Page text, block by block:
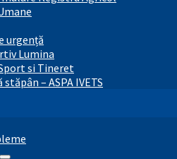
urgență
Lumina
si Tineret
– ASPA IVETS